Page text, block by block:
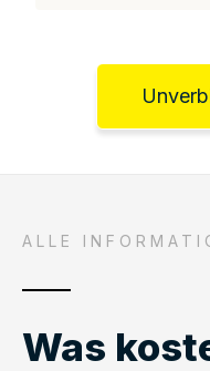
ALLE
Was